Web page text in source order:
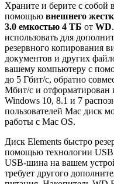
Храните и берите с
помощью внешнего
3.0 емкостью 4 ТБ от WD
использовать для
резервного копирования
документов и других
вашему компьютеру с
до 5 Гбит/с, обратно
Мбит/с и отформатирован
Windows 10, 8.1 и 7
пользователей Mac диск
работы с Mac OS.
Диск Elements быстро
помощью технологии USB
USB-шина на вашем
требует другого